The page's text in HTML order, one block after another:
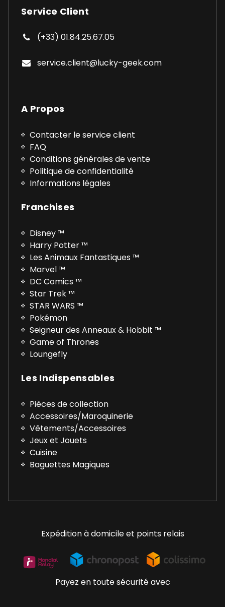
Service Client
(+33) 01.84.25.67.05
service.client@lucky-geek.com
A Propos
Contacter le service client
FAQ
Conditions générales de vente
Politique de confidentialité
Informations légales
Franchises
Disney ™
Harry Potter ™
Les Animaux Fantastiques ™
Marvel ™
DC Comics ™
Star Trek ™
STAR WARS ™
Pokémon
Seigneur des Anneaux & Hobbit ™
Game of Thrones
Loungefly
Les Indispensables
Pièces de collection
Accessoires/Maroquinerie
Vêtements/Accessoires
Jeux et Jouets
Cuisine
Baguettes Magiques
Expédition à domicile et points relais
Payez en toute sécurité avec